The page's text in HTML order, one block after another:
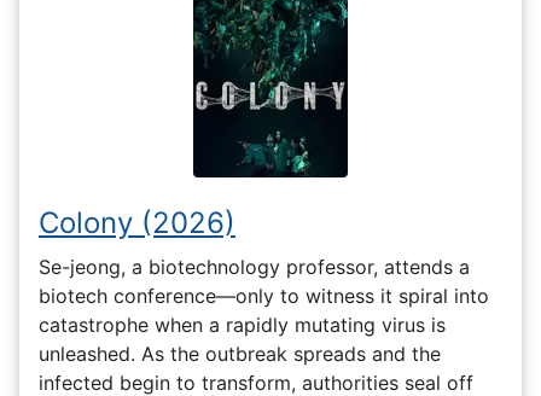
Colony (2026)
Se-jeong, a biotechnology professor, attends a
biotech conference—only to witness it spiral into
catastrophe when a rapidly mutating virus is
unleashed. As the outbreak spreads and the
infected begin to transform, authorities seal off